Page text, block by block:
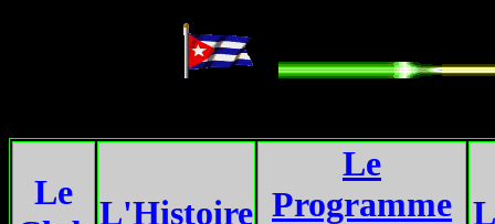
Le
L'Histoire
Le
Programme